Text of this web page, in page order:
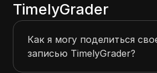
TimelyGrader
Как я могу поделиться
записью TimelyGrader?